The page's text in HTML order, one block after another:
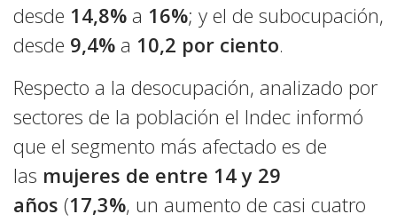
desde 14,8% a 16%; y el de subocupación,
desde 9,4% a 10,2 por ciento.
Respecto a la desocupación, analizado por
sectores de la población el Indec informó
que el segmento más afectado es de
las mujeres de entre 14 y 29
años (17,3%, un aumento de casi cuatro